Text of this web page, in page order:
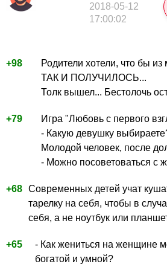
2018-05-12
17:00:02
+98
Родители хотели, что бы
ТАК И ПОЛУЧИЛОСЬ...
Толк вышел... Бестолочь
+79
Игра "Любовь с первого
- Какую девушку
Молодой человек, после
- Можно посоветоваться с
+68 Современных детей учат
тарелку на себя, чтобы в
себя, а не ноутбук или
+65
- Как жениться на женщине
богатой и умной?